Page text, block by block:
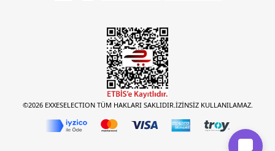
©2026 EXXESELECTION TÜM HAKLARI SAKLIDIR.İZİNSİZ KULLANILAMAZ.